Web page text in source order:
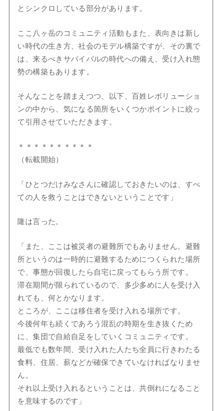
とシンクロしている部分があります。
ここ八ヶ岳のコミュニティ活動もまた、表向きは新し
い時代の生き方、社会のモデル構築ですが、その裏で
は、来るべきサバイバルの時代への備え、受け入れ態
勢の構築もあります。
そんなことを踏まえつつ、以下、百姓レボリューショ
ンの中から、気になる箇所をいくつかポイントに絞っ
て引用させていただきます。
＊＊＊＊＊＊＊＊＊＊
（転載開始）
「ひとつだけみなさんに確認しておきたいのは、すべ
ての人を救うことはできないということです」
隆は言った。
「また、ここは被災者の避難所でもありません。避難
所というのは一時的に避難するためにつくられた場所
で、事態が回復したら自宅に戻ってもらう所です。
滞在期間が限られているので、多少多めに人を受け入
れても、何とかなります。
ところが、ここは移住者を受け入れる場所です。
今後何年も続くであろう混乱の時期を生き抜くため
に、集団で自給自足をしていくコミュニティです。
最低でも数年間、受け入れた人たち全員に行きわたる
食料、住居、薪などが確保できていなければなりませ
ん。
それ以上受け入れるということは、共倒れになること
を意味するのです」